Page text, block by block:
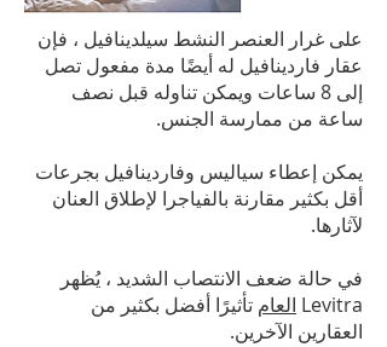
على غرار العنصر النشط سيلدينافيل ، فإن
عقار فاردينافيل له أيضًا مدة مفعول تصل
إلى 8 ساعات ويمكن تناوله قبل نصف
ساعة من ممارسة الجنس.
يمكن إعطاء سياليس وفاردينافيل بجرعات
أقل بكثير مقارنة بالفياجرا لإطلاق العنان
لآثارها.
في حالة ضعف الانتصاب الشديد ، يُظهر
Levitra العام تأثيرًا أفضل بكثير من
العقارين الآخرين.